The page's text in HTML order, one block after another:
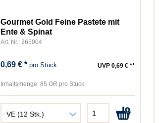
TopCat
Versele-Laga
Vollmers
Gourmet Gold Feine Pastete mit
Ente & Spinat
Art. Nr.: 265004
0,69 € * pro Stück UVP 0,69 € **
Inhaltsmenge:85 GR pro Stück